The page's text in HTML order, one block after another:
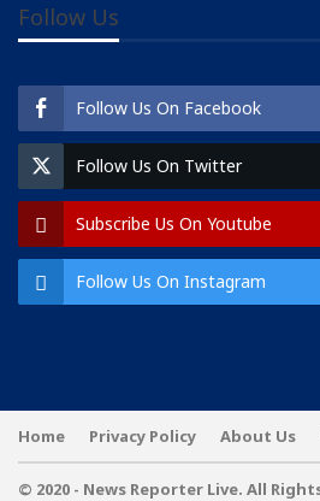
Follow Us
Follow Us On Facebook
Follow Us On Twitter
Subscribe Us On Youtube
Follow Us On Instagram
Home Privacy Policy About Us
© 2020 - News Reporter Live. All